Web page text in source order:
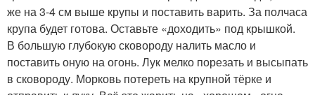
же на 3-4 см выше крупы и поставить варить. За полчаса
крупа будет готова. Оставьте «доходить» под крышкой.
В большую глубокую сковороду налить масло и
поставить оную на огонь. Лук мелко порезать и высыпать
в сковороду. Морковь потереть на крупной тёрке и